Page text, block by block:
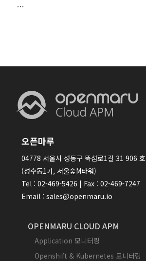
…
오픈마루
04778 서울시 성동구 뚝섬로1길 31 906 호
(성수동1가, 서울숲M타워)
Tel : 02-469-5426 | Fax : 02-469-7247
Email : sales@openmaru.io
OPENMARU CLOUD APM
Application 모니터링
Openshift & Kubernetes 모니터링